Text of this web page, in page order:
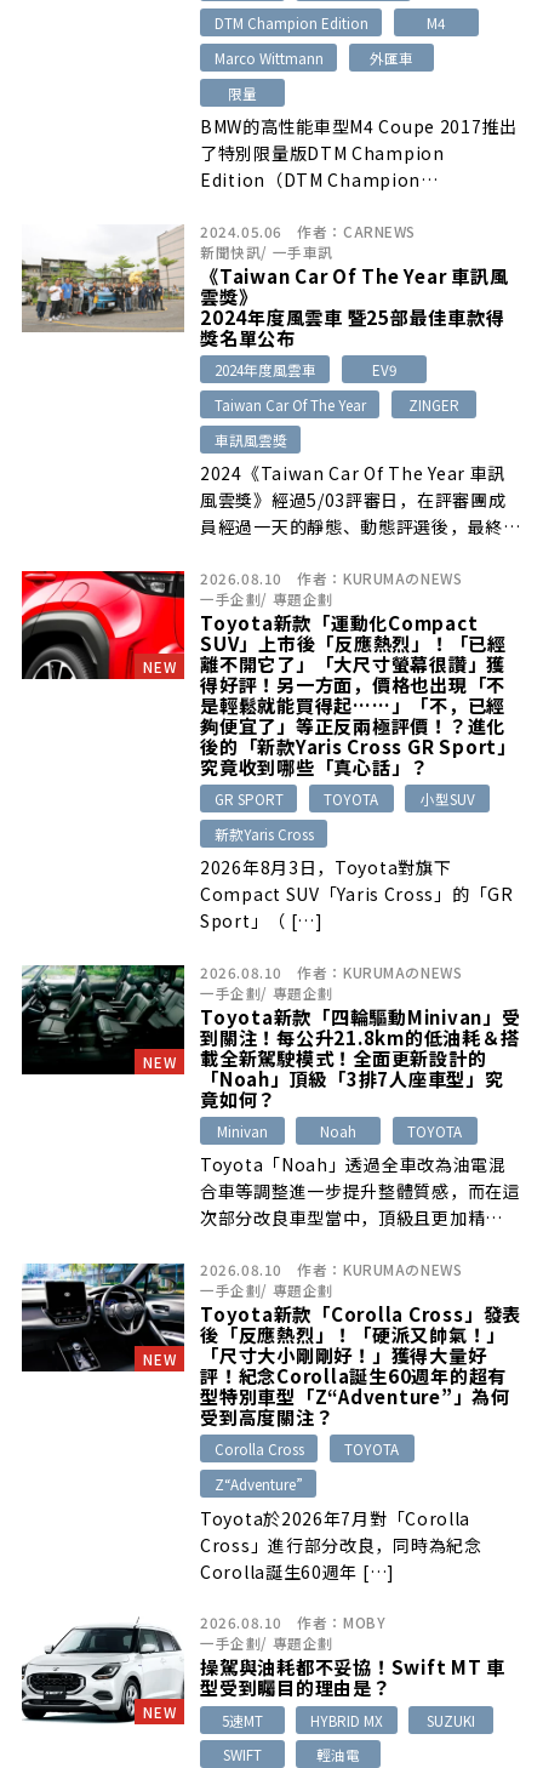
DTM Champion Edition
M4
Marco Wittmann
外匯車
限量
BMW的高性能車型M4 Coupe 2017推出
了特別限量版DTM Champion
Edition（DTM Champion
25台引進到日本。
2024.05.06 作者： CARNEWS
新聞快訊/ 一手車訊
《Taiwan Car Of The Year 車訊風
雲獎》
2024年度風雲車 暨25部最佳車款得
獎名單公布
2024年度風雲車
EV9
Taiwan Car Of The Year
ZINGER
車訊風雲獎
2024《Taiwan Car Of The Year 車訊
風雲獎》經過5/03評審日，在評審團成
員經過一天的靜態、動態評選後，最終結
NEW
2026.08.10 作者： KURUMAのNEWS
一手企劃/ 專題企劃
Toyota新款「運動化Compact
SUV」上市後「反應熱烈」！「已經
離不開它了」「大尺寸螢幕很讚」獲
得好評！另一方面，價格也出現「不
是輕鬆就能買得起……」「不，已經
夠便宜了」等正反兩極評價！？進化
後的「新款Yaris Cross GR Sport」
究竟收到哪些「真心話」？
GR SPORT TOYOTA
小型SUV
新款Yaris Cross
2026年8月3日，Toyota對旗下
Compact SUV「Yaris Cross」的「GR
Sport」（ […]
NEW
2026.08.10 作者： KURUMAのNEWS
一手企劃/ 專題企劃
Toyota新款「四輪驅動Minivan」受
到關注！每公升21.8km的低油耗＆搭
載全新駕駛模式！全面更新設計的
「Noah」頂級「3排7人座車型」究
竟如何？
Minivan Noah TOYOTA
Toyota「Noah」透過全車改為油電混
合車等調整進一步提升整體質感，而在這
次部分改良車型當中，頂級且更加精
NEW
2026.08.10 作者： KURUMAのNEWS
一手企劃/ 專題企劃
Toyota新款「Corolla Cross」發表
後「反應熱烈」！「硬派又帥氣！」
「尺寸大小剛剛好！」獲得大量好
評！紀念Corolla誕生60週年的超有
型特別車型「Z“Adventure”」為何
受到高度關注？
Corolla Cross
TOYOTA
Z“Adventure”
Toyota於2026年7月對「Corolla
Cross」進行部分改良，同時為紀念
Corolla誕生60週年 […]
NEW
2026.08.10 作者： MOBY
一手企劃/ 專題企劃
操駕與油耗都不妥協！Swift MT 車
型受到矚目的理由是？
5速MT HYBRID MX
SUZUKI
SWIFT
輕油電